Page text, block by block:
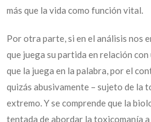
más que la vida como función vital.
Por otra parte, si en el análisis nos
que juega su partida en relación
que la juega en la palabra, por el
quizás abusivamente – sujeto de la
extremo. Y se comprende que la
tentada de abordar la toxicomanía